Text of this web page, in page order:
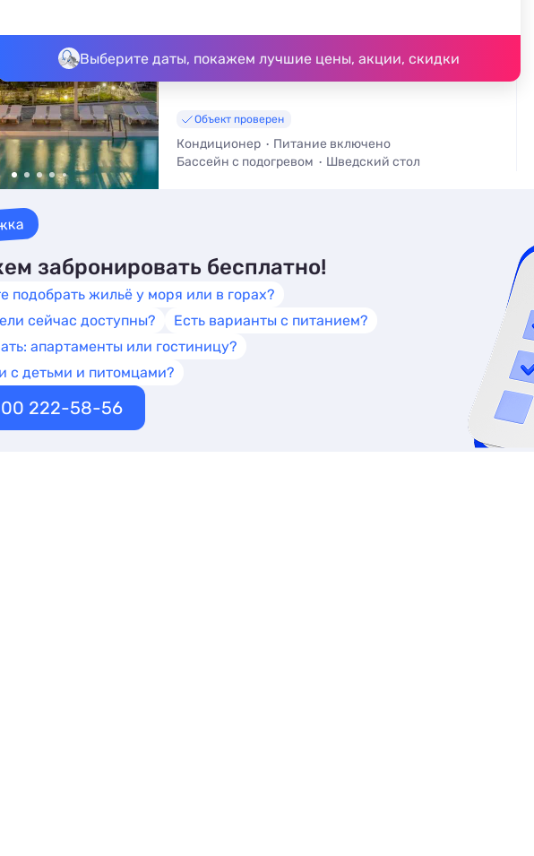
Выберите даты, покажем лучшие цены, акции, скидки
До моря - 400 м • До центра - 10 м
Объект проверен
Кондиционер
Питание включено
Бассейн с подогревом
Шведский стол
забронировать бесплатно!
подобрать жильё у моря или в горах?
сейчас доступны?
Есть варианты с питанием?
апартаменты или гостиницу?
с детьми и питомцами?
222-58-56